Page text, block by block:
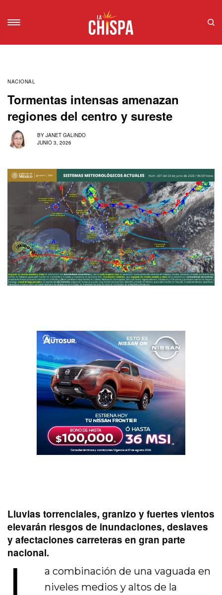
NACIONAL
Tormentas intensas amenazan
regiones del centro y sureste
BY JANET GALINDO
JUNIO 3, 2026
Lluvias torrenciales, granizo y fuertes vientos
elevarán riesgos de inundaciones, deslaves
y afectaciones carreteras en gran parte
nacional.
a combinación de una vaguada en
niveles medios y altos de la